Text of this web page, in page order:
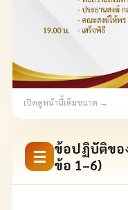
เปิดดูหน้านี้เต็มขนาด →
☰ ข้อปฏิบัติขอ
ข้อ 1–6)